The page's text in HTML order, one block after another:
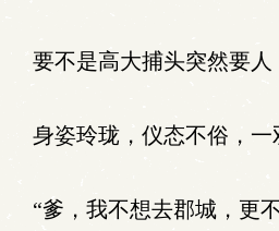
要不是高大捕头突然要人
身姿玲珑，仪态不俗，一
“爹，我不想去郡城，更